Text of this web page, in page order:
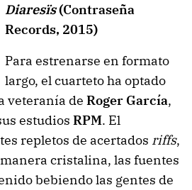
Diaresïs(Contraseña
Records, 2015)
Para estrenarse en formato
largo, el cuarteto ha optado
veteranía de Roger García,
estudios RPM. El
repletos de acertados riffs,
cristalina, las fuentes
bebiendo las gentes de